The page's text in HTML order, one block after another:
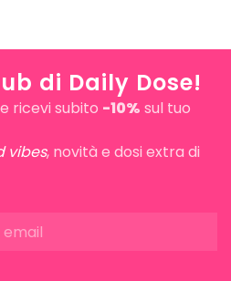
di Daily Dose!
ricevi subito -10% sul tuo
vibes, novità e dosi extra di